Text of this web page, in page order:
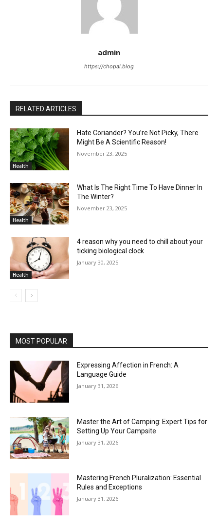
admin
https://chopal.blog
RELATED ARTICLES
Health
Hate Coriander? You’re Not Picky, There
Might Be A Scientific Reason!
November 23, 2025
Health
What Is The Right Time To Have Dinner In
The Winter?
November 23, 2025
Health
4 reason why you need to chill about your
ticking biological clock
January 30, 2025
MOST POPULAR
Expressing Affection in French: A
Language Guide
January 31, 2026
Master the Art of Camping: Expert Tips for
Setting Up Your Campsite
January 31, 2026
Mastering French Pluralization: Essential
Rules and Exceptions
January 31, 2026